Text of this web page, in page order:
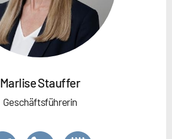
Marlise Stauffer
Geschäftsführerin